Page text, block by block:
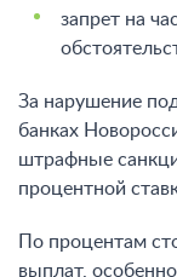
запрет на
За нарушение
банках
штрафные
процентной
По процентам
выплат,